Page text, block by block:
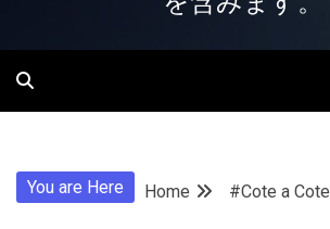
You are Here Home #Cote a Cote